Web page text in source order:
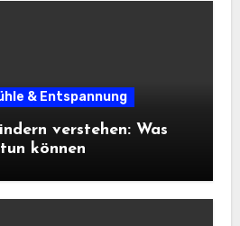
& Entspannung
verstehen: Was
können